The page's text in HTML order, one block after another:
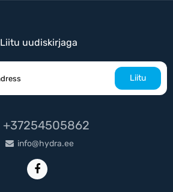
Liitu uudiskirjaga
Liitu
+37254505862
info@hydra.ee